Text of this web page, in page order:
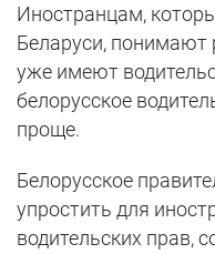
Иностранцам,
Беларуси, понимают
уже имеют
белорусское
проще.
Белорусское
упростить для
водительских прав,